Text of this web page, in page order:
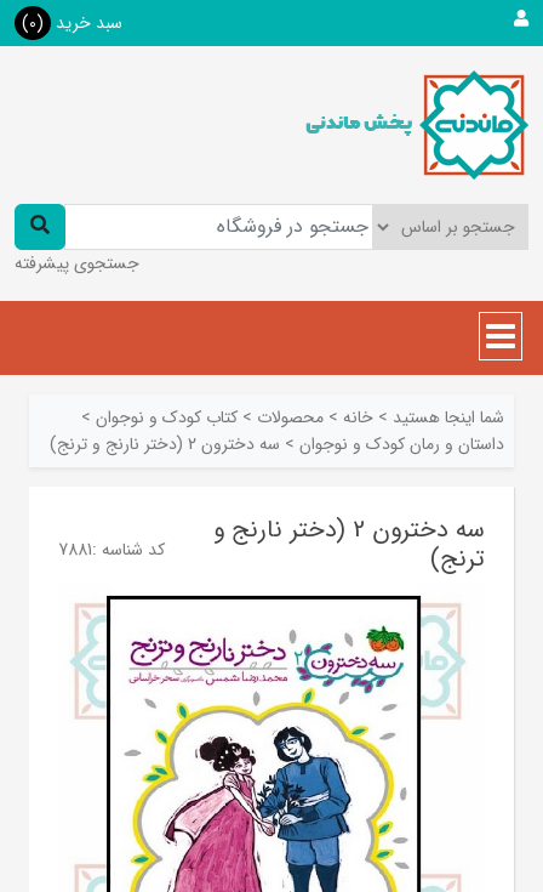
سبد خرید (0)
جستجوی پیشرفته
شما اینجا هستید > خانه > محصولات > کتاب کودک و نوجوان >
داستان و رمان کودک و نوجوان > سه دخترون 2 (دختر نارنج و ترنج)
سه دخترون 2 (دختر نارنج و
ترنج) کد شناسه :7881